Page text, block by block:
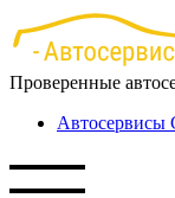
Перейти
к
основному
содержанию
Проверенные
Автосервисы